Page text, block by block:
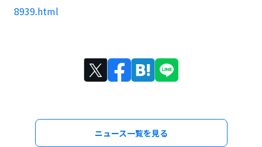
8939.html
ニュース一覧を見る